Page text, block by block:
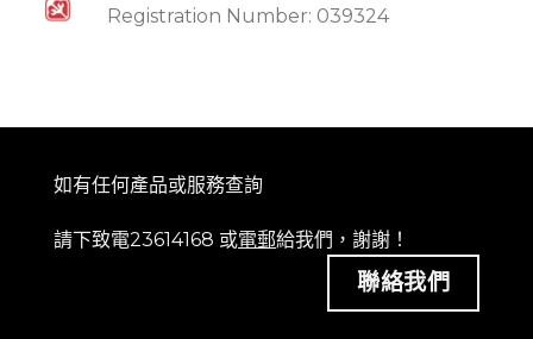
Registration Number: 039324
如有任何產品或服務查詢
請下致電23614168 或電郵給我們，謝謝！
聯絡我們